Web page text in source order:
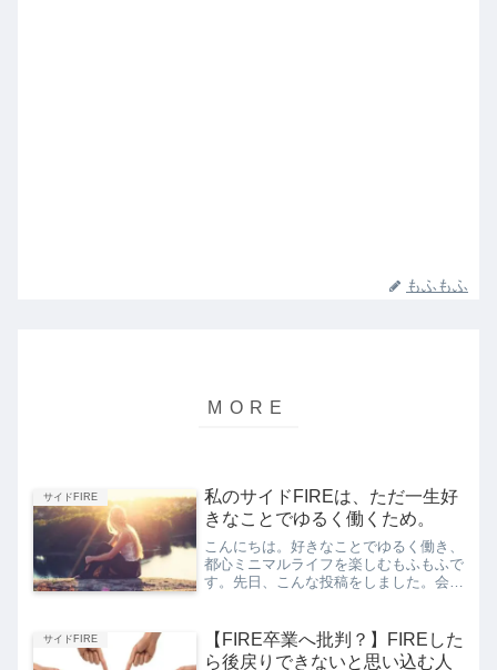
もふもふ
サイドFIRE
私のサイドFIREは、ただ一生好
きなことでゆるく働くため。
こんにちは。好きなことでゆるく働き、
都心ミニマルライフを楽しむもふもふで
す。先日、こんな投稿をしました。会社
いよ」って上司に言われたけど、あっさ
りできた。そして今は「そん...
サイドFIRE
【FIRE卒業へ批判？】FIREした
ら後戻りできないと思い込む人